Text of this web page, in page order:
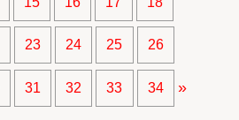
23 24 25 26
31 32 33 34 »